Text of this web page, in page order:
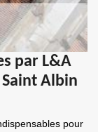
par L&A
Albin
pour